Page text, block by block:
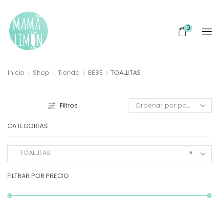
0
Inicio Shop Tienda BEBÉ TOALLITAS
Filtros
CATEGORÍAS
×
TOALLITAS
FILTRAR POR PRECIO